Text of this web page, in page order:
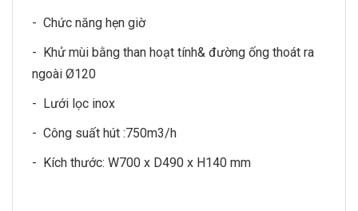
- Chức năng hẹn giờ
- Khử mùi bằng than hoạt tính& đường ống thoát ra
ngoài Ø120
- Lưới lọc inox
- Công suất hút :750m3/h
- Kích thước: W700 x D490 x H140 mm